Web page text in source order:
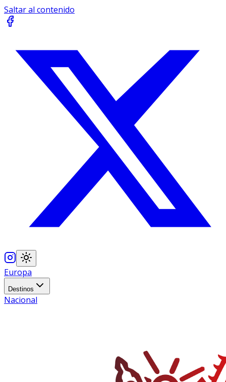
Saltar al contenido
Europa
Destinos
Nacional